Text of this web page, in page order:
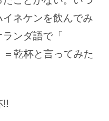
ネケンを飲んでみ
ンダ語で「
乾杯と言ってみた
!!